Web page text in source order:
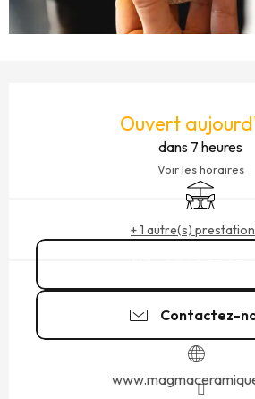
Ouvert
dans 7 heures
Voir les horaires
Terrasse
+ 1 autre(s)
Contactez-